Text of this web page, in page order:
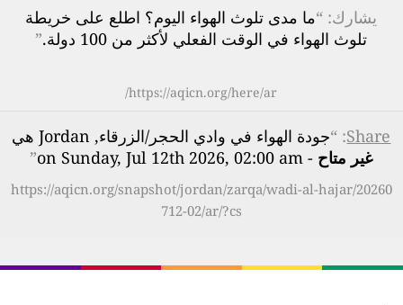
يشارك: “ما مدى تلوث الهواء اليوم؟ اطلع على خريطة
تلوث الهواء في الوقت الفعلي لأكثر من 100 دولة.
”
https://aqicn.org/here/ar/
Share
: “جودة الهواء في وادي اﻟﺤﺠﺮ/اﻟﺰرﻗﺎء, Jordan هي
غير متاح- on Sunday, Jul 12th 2026, 02:00 am
”
https://aqicn.org/snapshot/jordan/zarqa/wadi-al-hajar/20260
712-02/ar/?cs